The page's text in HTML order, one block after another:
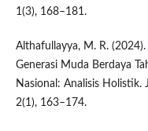
1(3), 168–181.
Althafullayya, M. R.
Generasi Muda Berdaya
Nasional: Analisis
2(1), 163–174.